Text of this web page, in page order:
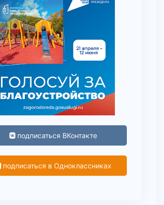
подписаться ВКонтакте
подписаться в Одноклассниках